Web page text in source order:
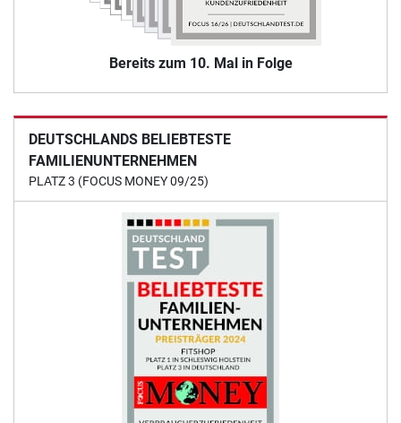
Bereits zum 10. Mal in Folge
DEUTSCHLANDS BELIEBTESTE
FAMILIENUNTERNEHMEN
PLATZ 3 (FOCUS MONEY 09/25)